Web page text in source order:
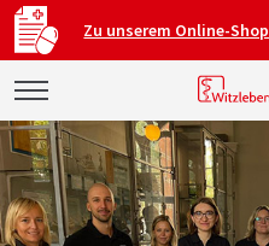
Zu unserem Online-Shop